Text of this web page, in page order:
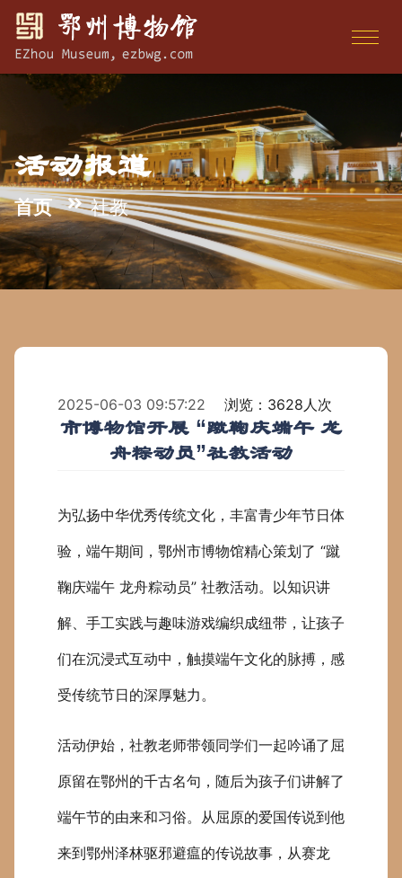
活动报道
首页 社教
2025-06-03 09:57:22 浏览：3628人次
市博物馆开展 “蹴鞠庆端午 龙
舟粽动员”社教活动
为弘扬中华优秀传统文化，丰富青少年节日体
验，端午期间，鄂州市博物馆精心策划了 “蹴
鞠庆端午 龙舟粽动员” 社教活动。以知识讲
解、手工实践与趣味游戏编织成纽带，让孩子
们在沉浸式互动中，触摸端午文化的脉搏，感
受传统节日的深厚魅力。
活动伊始，社教老师带领同学们一起吟诵了屈
原留在鄂州的千古名句，随后为孩子们讲解了
端午节的由来和习俗。从屈原的爱国传说到他
来到鄂州泽林驱邪避瘟的传说故事，从赛龙